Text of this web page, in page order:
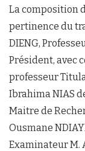
La composition
pertinence du
DIENG,
Président, avec
professeur
Ibrahima NIAS
Maitre de
Ousmane
Examinateur M.